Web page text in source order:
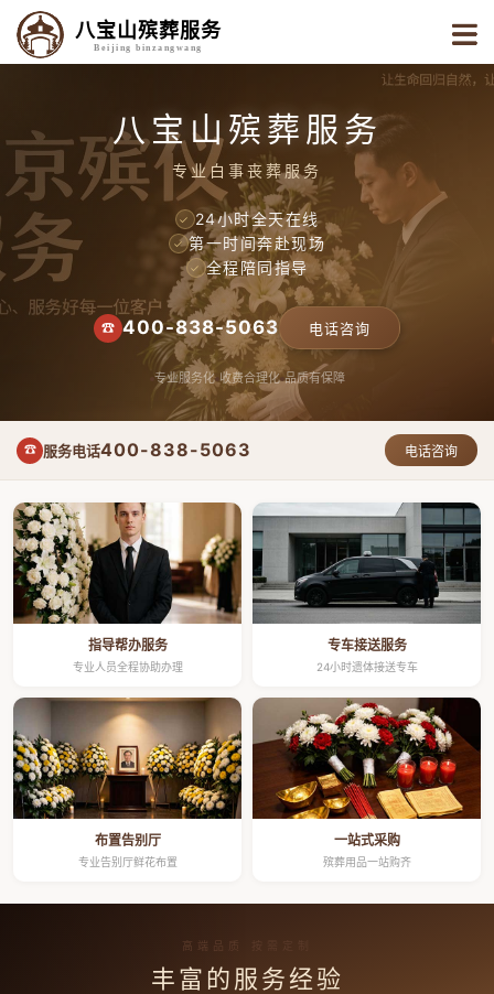
八宝山殡葬服务
Beijing binzangwang
八宝山殡葬服务
专业白事丧葬服务
✓ 24小时全天在线
✓ 第一时间奔赴现场
✓ 全程陪同指导
☎ 400-838-5063 电话咨询
专业服务化 收费合理化 品质有保障
☎ 服务电话400-838-5063 电话咨询
指导帮办服务
专业人员全程协助办理
专车接送服务
24小时遗体接送专车
布置告别厅
专业告别厅鲜花布置
一站式采购
殡葬用品一站购齐
高端品质 按需定制
丰富的服务经验